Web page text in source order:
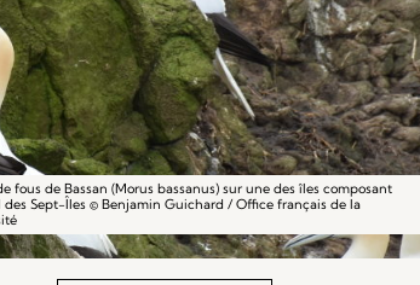
fous de Bassan (Morus bassanus) sur une des îles composant
des Sept-Îles © Benjamin Guichard / Office français de la